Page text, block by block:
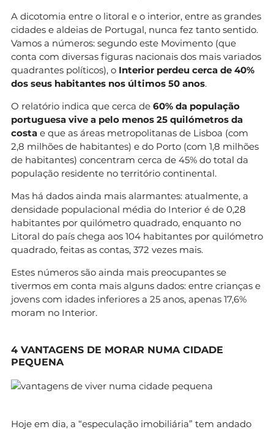
A dicotomia entre o litoral e o interior, entre as grandes
cidades e aldeias de Portugal, nunca fez tanto sentido.
Vamos a números: segundo este Movimento (que
conta com diversas figuras nacionais dos mais variados
quadrantes políticos), o Interior perdeu cerca de 40%
dos seus habitantes nos últimos 50 anos.
O relatório indica que cerca de 60% da população
portuguesa vive a pelo menos 25 quilómetros da
costa e que as áreas metropolitanas de Lisboa (com
2,8 milhões de habitantes) e do Porto (com 1,8 milhões
de habitantes) concentram cerca de 45% do total da
população residente no território continental.
Mas há dados ainda mais alarmantes: atualmente, a
densidade populacional média do Interior é de 0,28
habitantes por quilómetro quadrado, enquanto no
Litoral do país chega aos 104 habitantes por quilómetro
quadrado, feitas as contas, 372 vezes mais.
Estes números são ainda mais preocupantes se
tivermos em conta mais alguns dados: entre crianças e
jovens com idades inferiores a 25 anos, apenas 17,6%
moram no Interior.
4 VANTAGENS DE MORAR NUMA CIDADE
PEQUENA
Hoje em dia, a “especulação imobiliária” tem andado